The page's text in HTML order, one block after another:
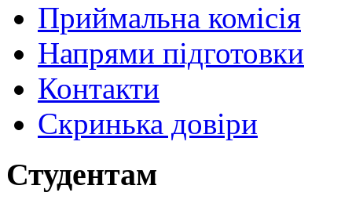
Приймальна комісія
Напрями підготовки
Контакти
Скринька довіри
Студентам